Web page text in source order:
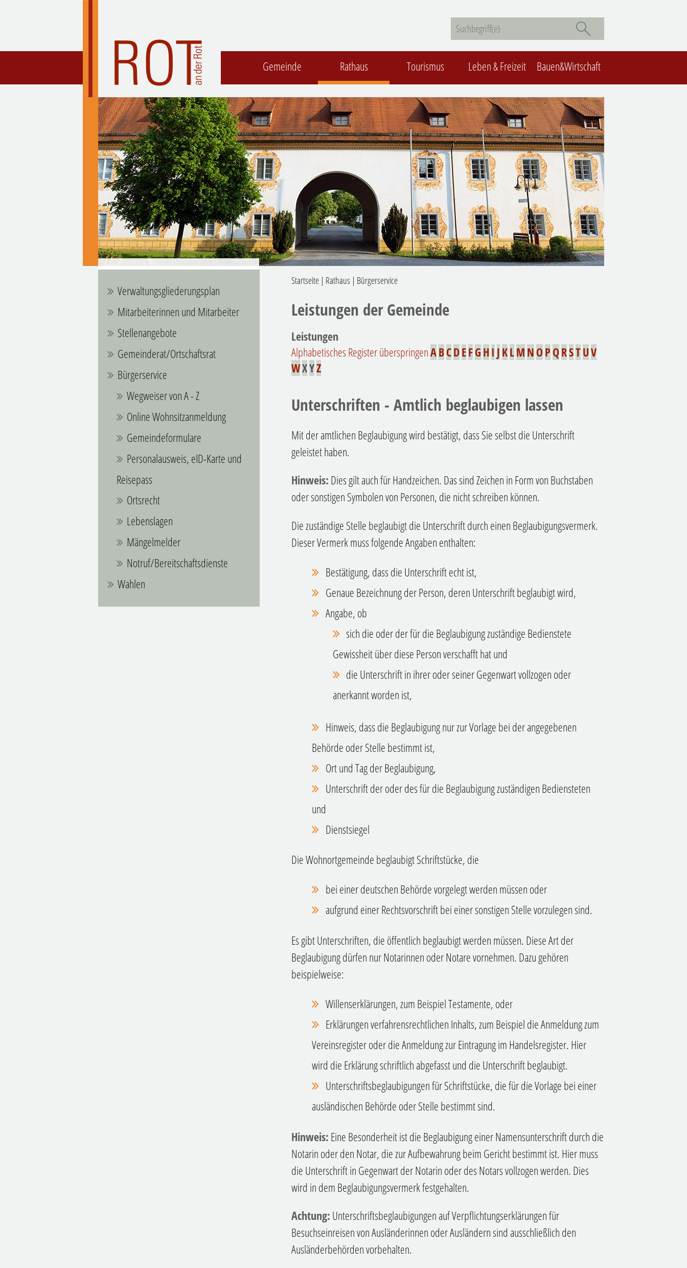
Gemeinde Rathaus Tourismus Leben & Freizeit Bauen&Wirtschaft
Verwaltungsgliederungsplan
Mitarbeiterinnen und Mitarbeiter
Stellenangebote
Gemeinderat/Ortschaftsrat
Bürgerservice
Wegweiser von A - Z
Online Wohnsitzanmeldung
Gemeindeformulare
Personalausweis, eID-Karte und
Reisepass
Ortsrecht
Lebenslagen
Mängelmelder
Notruf/Bereitschaftsdienste
Wahlen
Startseite | Rathaus | Bürgerservice
Leistungen der Gemeinde
Leistungen
Alphabetisches Register überspringenABCDEFGH I JKLMNOPQRSTUV
WXYZ
Unterschriften - Amtlich beglaubigen lassen
Mit der amtlichen Beglaubigung wird bestätigt, dass Sie selbst die Unterschrift
geleistet haben.
Hinweis:Dies gilt auch für Handzeichen. Das sind Zeichen in Form von Buchstaben
oder sonstigen Symbolen von Personen, die nicht schreiben können.
Die zuständige Stelle beglaubigt die Unterschrift durch einen Beglaubigungsvermerk.
Dieser Vermerk muss folgende Angaben enthalten:
Bestätigung, dass die Unterschrift echt ist,
Genaue Bezeichnung der Person, deren Unterschrift beglaubigt wird,
Angabe, ob
sich die oder der für die Beglaubigung zuständige Bedienstete
Gewissheit über diese Person verschafft hat und
die Unterschrift in ihrer oder seiner Gegenwart vollzogen oder
anerkannt worden ist,
Hinweis, dass die Beglaubigung nur zur Vorlage bei der angegebenen
Behörde oder Stelle bestimmt ist,
Ort und Tag der Beglaubigung,
Unterschrift der oder des für die Beglaubigung zuständigen Bediensteten
und
Dienstsiegel
Die Wohnortgemeinde beglaubigt Schriftstücke, die
bei einer deutschen Behörde vorgelegt werden müssen oder
aufgrund einer Rechtsvorschrift bei einer sonstigen Stelle vorzulegen sind.
Es gibt Unterschriften, die öffentlich beglaubigt werden müssen. Diese Art der
Beglaubigung dürfen nur Notarinnen oder Notare vornehmen. Dazu gehören
beispielweise:
Willenserklärungen, zum Beispiel Testamente, oder
Erklärungen verfahrensrechtlichen Inhalts, zum Beispiel die Anmeldung zum
Vereinsregister oder die Anmeldung zur Eintragung im Handelsregister. Hier
wird die Erklärung schriftlich abgefasst und die Unterschrift beglaubigt.
Unterschriftsbeglaubigungen für Schriftstücke, die für die Vorlage bei einer
ausländischen Behörde oder Stelle bestimmt sind.
Hinweis:Eine Besonderheit ist die Beglaubigung einer Namensunterschrift durch die
Notarin oder den Notar, die zur Aufbewahrung beim Gericht bestimmt ist. Hier muss
die Unterschrift in Gegenwart der Notarin oder des Notars vollzogen werden. Dies
wird in dem Beglaubigungsvermerk festgehalten.
Achtung:Unterschriftsbeglaubigungen auf Verpflichtungserklärungen für
Besuchseinreisen von Ausländerinnen oder Ausländern sind ausschließlich den
Ausländerbehörden vorbehalten.